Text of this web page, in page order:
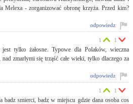
Melexa - zorganizować obronę krzyża. Przed kim?
odpowiedz
tylko żałosne. Typowe dla Polaków, wieczna
zmarłymi się trząść całe wieki, tylko dlaczego za
1 1
odpowiedz
smierci, badz w miejscu gdzie dana osoba cos
1 1